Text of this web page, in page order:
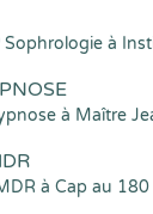
Sophrologie à
à Maître
à Cap au